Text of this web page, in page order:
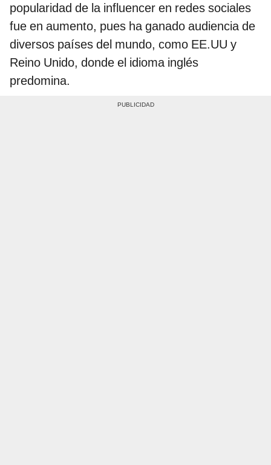
popularidad de la influencer en redes sociales
fue en aumento, pues ha ganado audiencia de
diversos países del mundo, como EE.UU y
Reino Unido, donde el idioma inglés
predomina.